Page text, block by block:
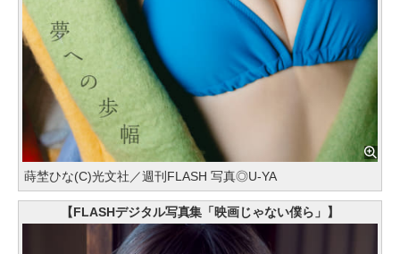
蒔埜ひな(C)光文社／週刊FLASH 写真◎U-YA
【FLASHデジタル写真集「映画じゃない僕ら」】